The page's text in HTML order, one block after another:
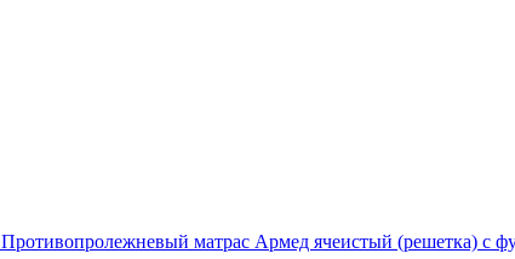
Противопролежневый матрас Армед ячеистый (решетка) с